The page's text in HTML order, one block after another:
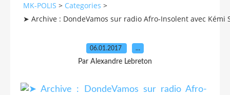
MK-POLIS > Categories >
➤ Archive : DondeVamos sur radio Afro-Insolent avec Kémi
06.01.2017 …
Par Alexandre Lebreton